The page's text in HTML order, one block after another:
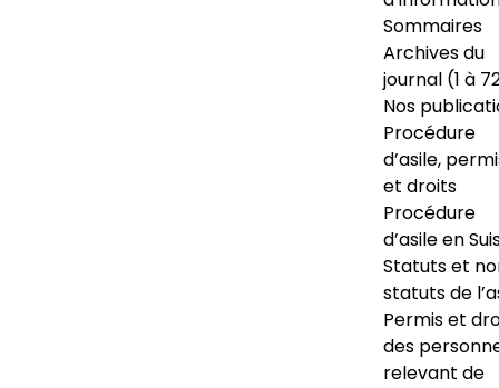
Sommaires
Archives du
journal (1 à
Nos
Procédure
d’asile,
et droits
Procédure
d’asile en
Statuts et
statuts de
Permis et
des
relevant de